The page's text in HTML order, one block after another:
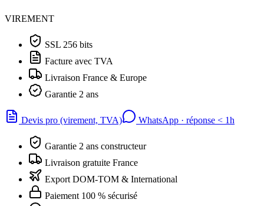
VIREMENT
SSL 256 bits
Facture avec TVA
Livraison France & Europe
Garantie 2 ans
Devis pro (virement, TVA) WhatsApp · réponse < 1h
Garantie 2 ans constructeur
Livraison gratuite France
Export DOM-TOM & International
Paiement 100 % sécurisé